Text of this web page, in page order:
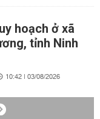
hoạch ở xã
tỉnh Ninh
10:42 | 03/08/2026